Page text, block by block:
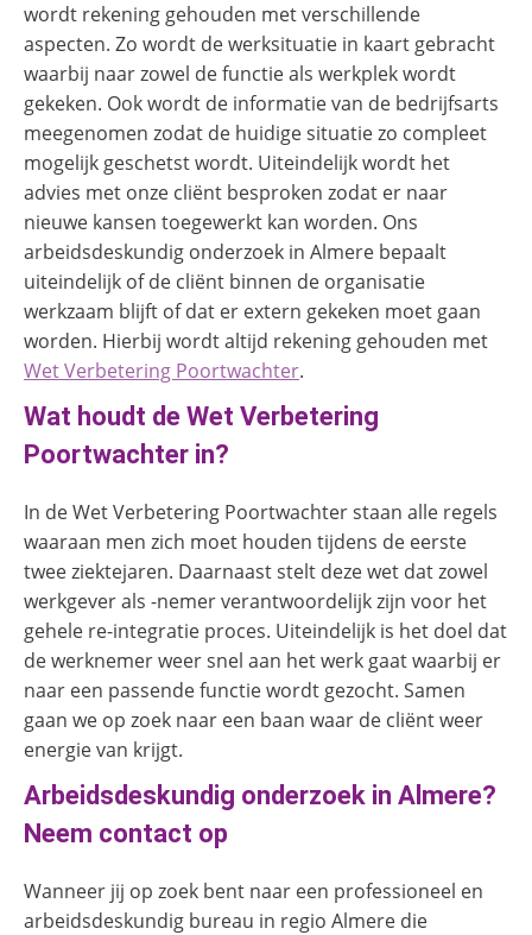
wordt rekening gehouden met verschillende
aspecten. Zo wordt de werksituatie in kaart gebracht
waarbij naar zowel de functie als werkplek wordt
gekeken. Ook wordt de informatie van de bedrijfsarts
meegenomen zodat de huidige situatie zo compleet
mogelijk geschetst wordt. Uiteindelijk wordt het
advies met onze cliënt besproken zodat er naar
nieuwe kansen toegewerkt kan worden. Ons
arbeidsdeskundig onderzoek in Almere bepaalt
uiteindelijk of de cliënt binnen de organisatie
werkzaam blijft of dat er extern gekeken moet gaan
worden. Hierbij wordt altijd rekening gehouden met
Wet Verbetering Poortwachter.
Wat houdt de Wet Verbetering
Poortwachter in?
In de Wet Verbetering Poortwachter staan alle regels
waaraan men zich moet houden tijdens de eerste
twee ziektejaren. Daarnaast stelt deze wet dat zowel
werkgever als -nemer verantwoordelijk zijn voor het
gehele re-integratie proces. Uiteindelijk is het doel dat
de werknemer weer snel aan het werk gaat waarbij er
naar een passende functie wordt gezocht. Samen
gaan we op zoek naar een baan waar de cliënt weer
energie van krijgt.
Arbeidsdeskundig onderzoek in Almere?
Neem contact op
Wanneer jij op zoek bent naar een professioneel en
arbeidsdeskundig bureau in regio Almere die